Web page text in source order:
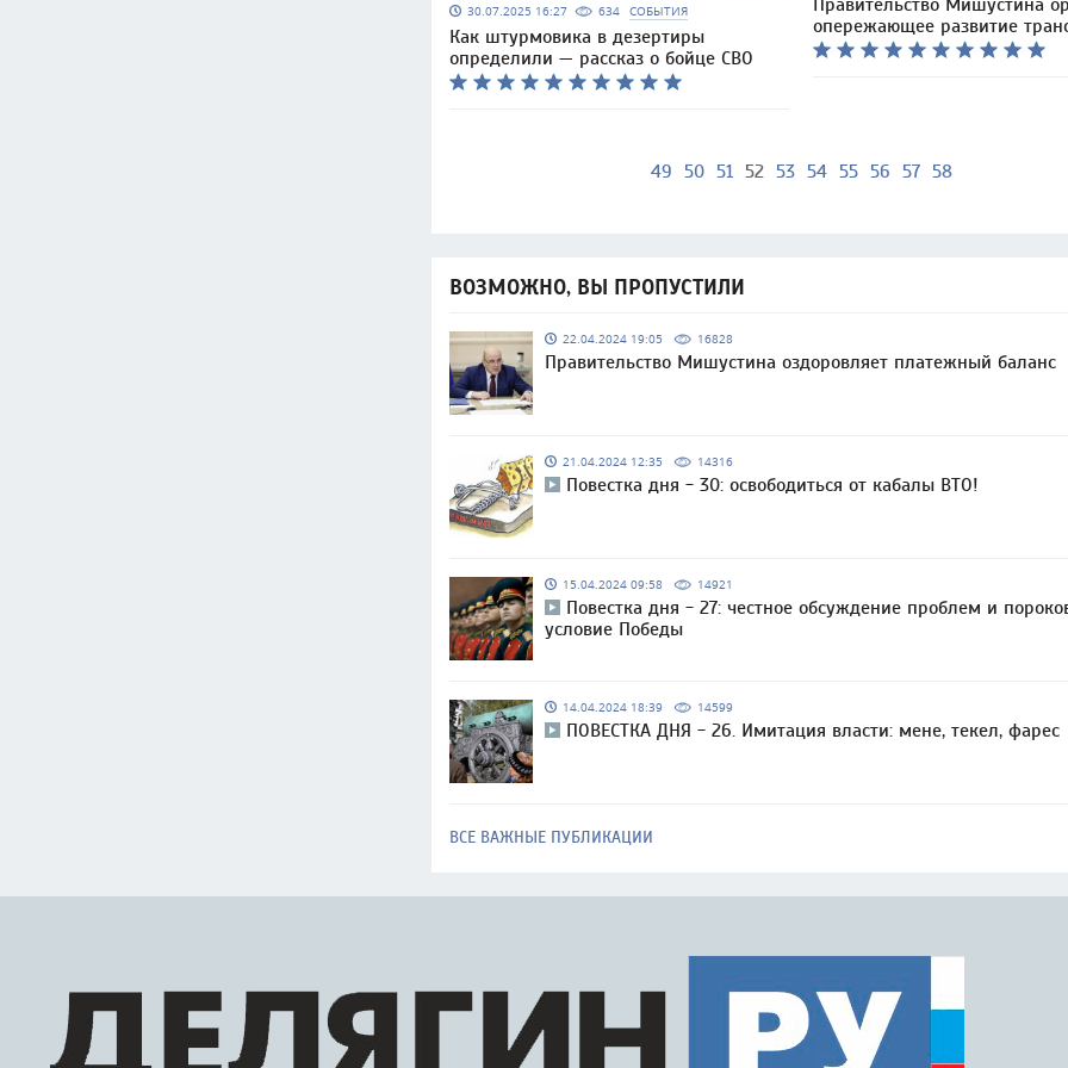
30.07.2025 16:27 634 СОБЫТИЯ
Как штурмовика в дезертиры
определили — рассказ о бойце СВО
Правительство Мишустина
опережающее развитие
49 50 51 52 53 54 55 56 57 58
ВОЗМОЖНО, ВЫ ПРОПУСТИЛИ
22.04.2024 19:05 16828
Правительство Мишустина оздоровляет платежный баланс
21.04.2024 12:35 14316
Повестка дня - 30: освободиться от кабалы ВТО!
15.04.2024 09:58 14921
Повестка дня - 27: честное обсуждение проблем и
условие Победы
14.04.2024 18:39 14599
ПОВЕСТКА ДНЯ - 26. Имитация власти: мене, текел, фарес
ВСЕ ВАЖНЫЕ ПУБЛИКАЦИИ